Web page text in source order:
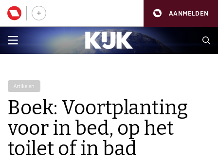
AANMELDEN
Artikelen
Boek: Voortplanting
voor in bed, op het
toilet of in bad